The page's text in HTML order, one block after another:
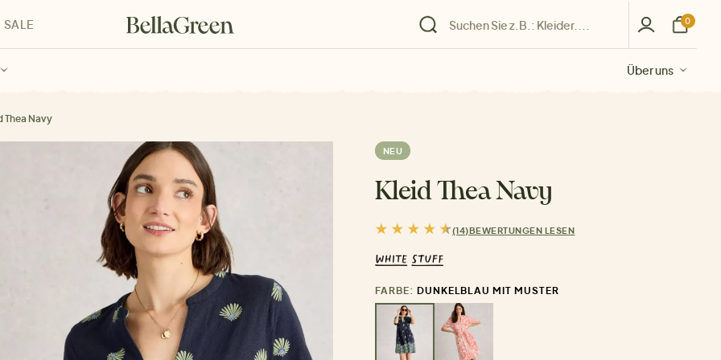
Über uns
Über uns
Über uns
für Kinder Über uns
SALE
Über uns
0
Thea Navy
NEU
Kleid Thea Navy
(14)BEWERTUNGEN LESEN
FARBE: DUNKELBLAU MIT MUSTER